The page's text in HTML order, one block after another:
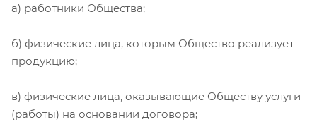
а) работники Общества;
б) физические лица, которым Общество реализует
продукцию;
в) физические лица, оказывающие Обществу услуги
(работы) на основании договора;